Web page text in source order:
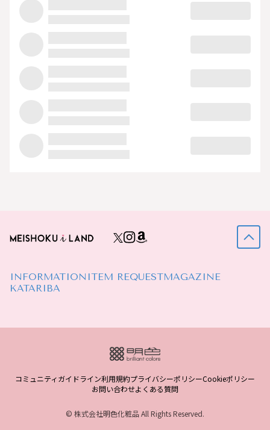
INFORMATION ITEM REQUESTMAGAZINE
KATARIBA
コミュニティガイドライン利用規約プライバシーポリシーCookieポリシー
お問い合わせよくある質問
© 株式会社明色化粧品 All Rights Reserved.